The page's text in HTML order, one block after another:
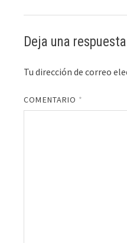
Deja una respuesta
Tu dirección de correo
COMENTARIO *